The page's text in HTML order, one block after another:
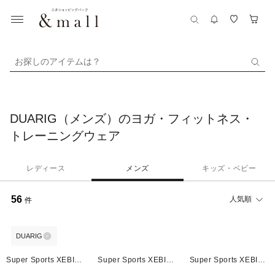
お探しのアイテムは？
DUARIG（メンズ）のヨガ・フィットネス・
トレーニングウェア
レディース メンズ キッズ・ベビー
56 件 人気順
DUARIG
Super Sports XEBIO
Super Sports XEBIO
Super Sports XEBIO